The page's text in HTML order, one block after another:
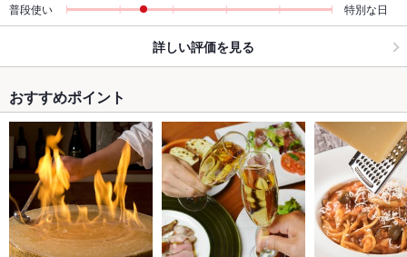
普段使い
特別な日
詳しい評価を見る
おすすめポイント